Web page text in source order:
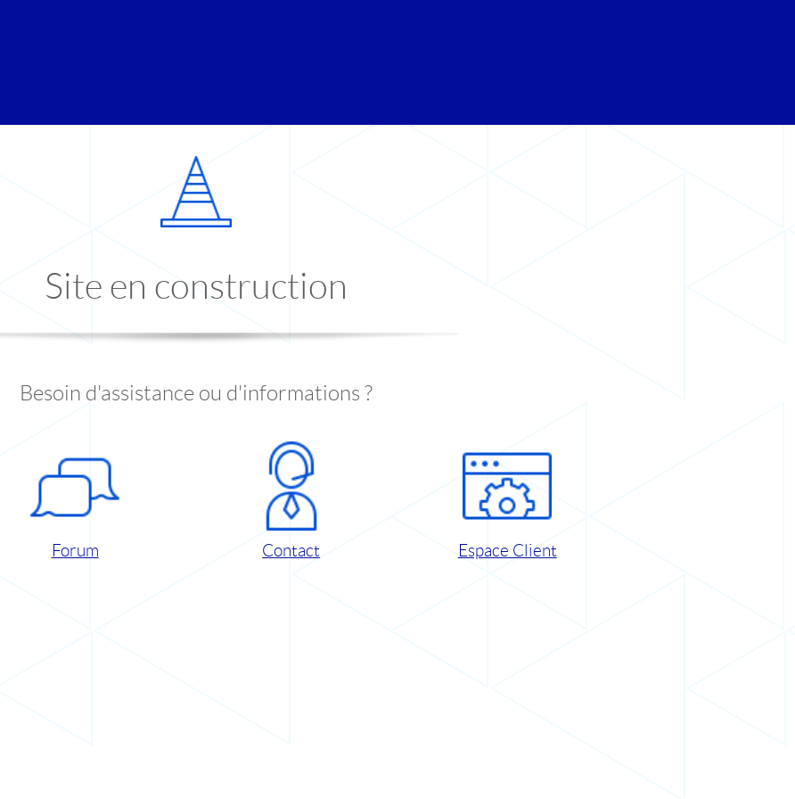
Site en construction
Besoin d'assistance ou d'informations ?
Forum Contact Espace Client